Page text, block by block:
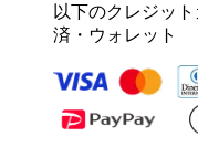
以下のクレジッ
済・ウォレット